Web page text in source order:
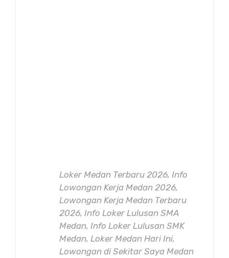
Loker Medan Terbaru 2026, Info
Lowongan Kerja Medan 2026,
Lowongan Kerja Medan Terbaru
2026, Info Loker Lulusan SMA
Medan, Info Loker Lulusan SMK
Medan, Loker Medan Hari Ini,
Lowongan di Sekitar Saya Medan